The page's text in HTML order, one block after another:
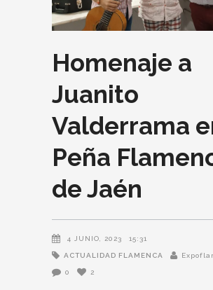
Homenaje a
Juanito
Valderrama
Peña
de Jaén
4 JUNIO, 2023 15:31
ACTUALIDAD FLAMENCA
0 2